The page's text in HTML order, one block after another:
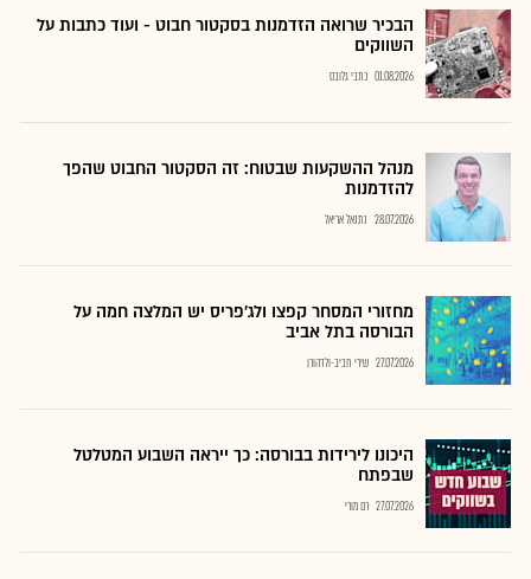
הבכיר שרואה הזדמנות בסקטור חבוט - ועוד כתבות על
השווקים
01.08.2026 כתבי גלובס
מנהל ההשקעות שבטוח: זה הסקטור החבוט שהפך
להזדמנות
28.07.2026 נתנאל אריאל
מחזורי המסחר קפצו ולג'פריס יש המלצה חמה על
הבורסה בתל אביב
27.07.2026 שירי חביב-ולדהורן
היכונו לירידות בבורסה: כך ייראה השבוע המטלטל
שבפתח
27.07.2026 רם מורי